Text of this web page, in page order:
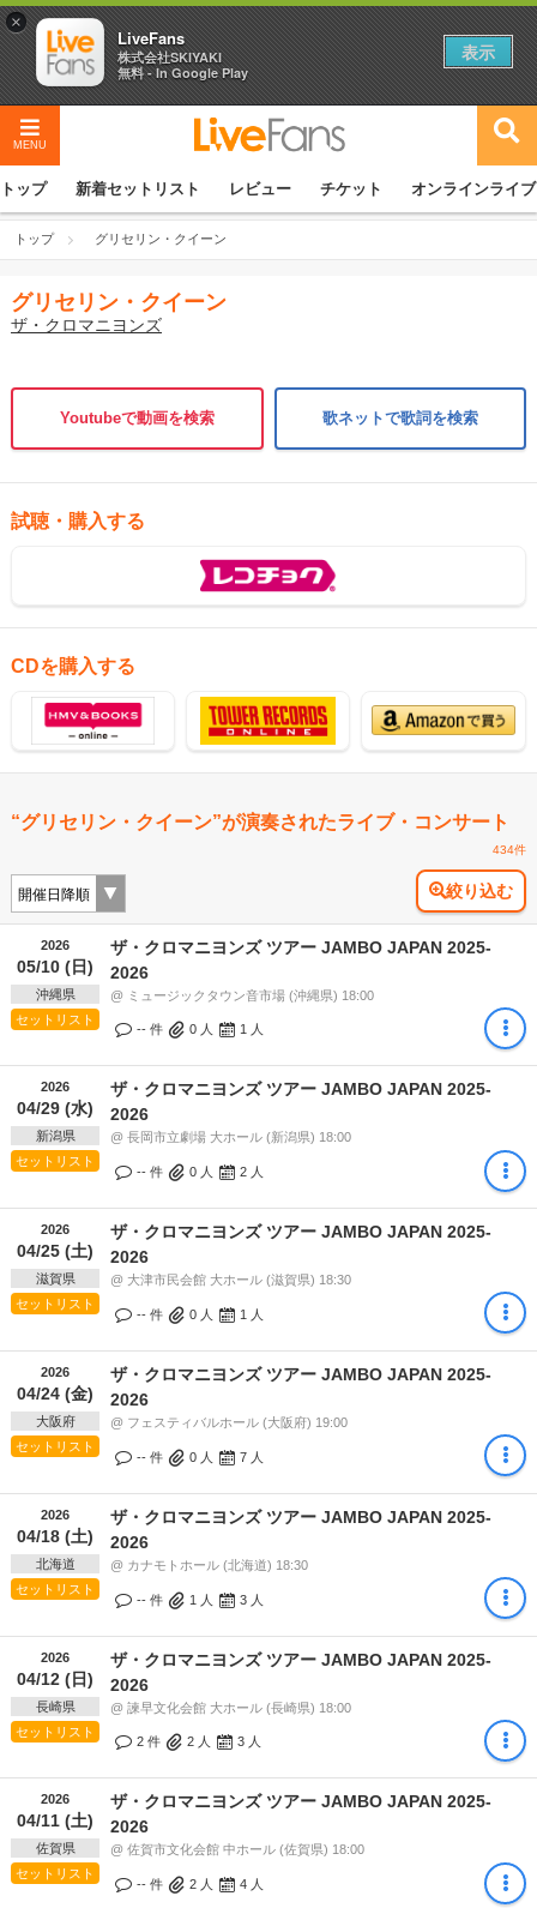
MENU
トップ 新着セットリスト レビュー チケット オンラインライブ
トップ グリセリン・クイーン
グリセリン・クイーン
ザ・クロマニヨンズ
Youtubeで動画を検索 歌ネットで歌詞を検索
試聴・購入する
CDを購入する
“グリセリン・クイーン”が演奏されたライブ・コンサート
434件
絞り込む
2026
05/10 (日)
沖縄県
セットリスト
ザ・クロマニヨンズ ツアー JAMBO JAPAN 2025-
2026
@ ミュージックタウン音市場 (沖縄県) 18:00
-- 件 0 人 1 人
2026
04/29 (水)
新潟県
セットリスト
ザ・クロマニヨンズ ツアー JAMBO JAPAN 2025-
2026
@ 長岡市立劇場 大ホール (新潟県) 18:00
-- 件 0 人 2 人
2026
04/25 (土)
滋賀県
セットリスト
ザ・クロマニヨンズ ツアー JAMBO JAPAN 2025-
2026
@ 大津市民会館 大ホール (滋賀県) 18:30
-- 件 0 人 1 人
2026
04/24 (金)
大阪府
セットリスト
ザ・クロマニヨンズ ツアー JAMBO JAPAN 2025-
2026
@ フェスティバルホール (大阪府) 19:00
-- 件 0 人 7 人
2026
04/18 (土)
北海道
セットリスト
ザ・クロマニヨンズ ツアー JAMBO JAPAN 2025-
2026
@ カナモトホール (北海道) 18:30
-- 件 1 人 3 人
2026
04/12 (日)
長崎県
セットリスト
ザ・クロマニヨンズ ツアー JAMBO JAPAN 2025-
2026
@ 諫早文化会館 大ホール (長崎県) 18:00
2 件 2 人 3 人
2026
04/11 (土)
佐賀県
セットリスト
ザ・クロマニヨンズ ツアー JAMBO JAPAN 2025-
2026
@ 佐賀市文化会館 中ホール (佐賀県) 18:00
-- 件 2 人 4 人
×
LiveFans
株式会社SKIYAKI
無料 - In Google Play
表示